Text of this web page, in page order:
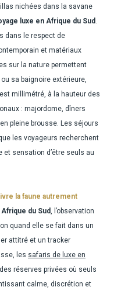
nichées dans la savane
luxe en Afrique du Sud .
dans le respect de
et matériaux
sur la nature permettent
sa baignoire extérieure,
millimétré, à la hauteur des
: majordome, dîners
pleine brousse. Les séjours
les voyageurs recherchent
sensation d’être seuls au
la faune autrement
du Sud, l’observation
quand elle se fait dans un
attitré et un tracker
les safaris de luxe en
réserves privées où seuls
calme, discrétion et